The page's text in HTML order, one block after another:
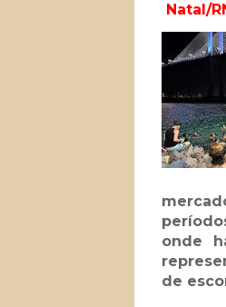
Natal/
onde
de